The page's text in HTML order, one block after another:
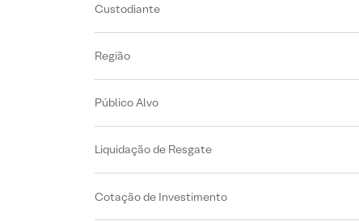
Custodiante
Região
Público Alvo
Liquidação de Resgate
Cotação de Investimento